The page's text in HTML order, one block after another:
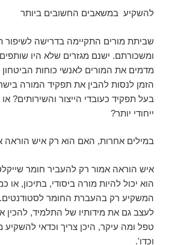
להשקיע במשאבים החשובים ביותר
שביתת מורים התקיימה בדרישה
ומשכורתם. ישנם מגזרים שלא היו
מדמים את המורים לאנשי כוחות
הזמן לנסות להבין את תפקיד המורה
בעל תפקיד כעובדי הייצור והשירותים?
ייחודי יותר?
במילים אחרות, האם הוא רק איש הוראה
איש הוראה אמור רק להעביר חומר
הוא יכול להיות מורה ביסודי, בתיכון, או
המשקיע רק בהעברת החומר לסטודנטים.
לעצב גם את מידותיו של התלמיד, להכין
טפל ומה עיקר, היכן צריך וכדאי להשקיע
וכדו'.